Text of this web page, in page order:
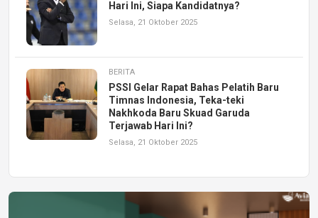
Hari Ini, Siapa Kandidatnya?
Selasa, 21 Oktober 2025
BERITA
PSSI Gelar Rapat Bahas Pelatih Baru
Timnas Indonesia, Teka-teki
Nakhkoda Baru Skuad Garuda
Terjawab Hari Ini?
Selasa, 21 Oktober 2025